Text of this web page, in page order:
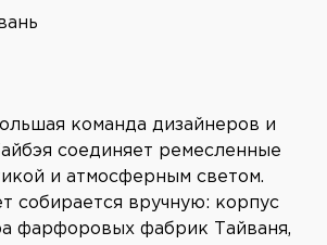
команда дизайнеров и
соединяет ремесленные
и атмосферным светом.
собирается вручную: корпус
фарфоровых фабрик Тайваня,